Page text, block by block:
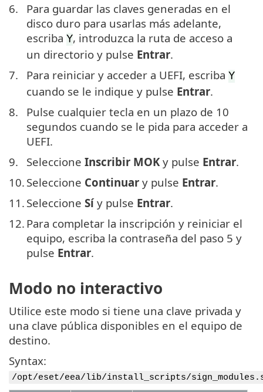
6.
Para guardar las claves generadas en el
disco duro para usarlas más adelante,
escriba Y, introduzca la ruta de acceso a
un directorio y pulse Entrar.
7.
Para reiniciar y acceder a UEFI, escriba Y
cuando se le indique y pulse Entrar.
8.
Pulse cualquier tecla en un plazo de 10
segundos cuando se le pida para acceder a
UEFI.
9.
Seleccione Inscribir MOK y pulse Entrar.
10. Seleccione Continuar y pulse Entrar.
11. Seleccione Síy pulse Entrar.
12. Para completar la inscripción y reiniciar el
equipo, escriba la contraseña del paso 5 y
pulse Entrar.
Modo no interactivo
Utilice este modo si tiene una clave privada y
una clave pública disponibles en el equipo de
destino.
Syntax:
/opt/eset/eea/lib/install_scripts/